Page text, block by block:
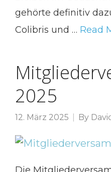
gehörte definitiv
Colibris und … Read
2025
12. März 2025 By